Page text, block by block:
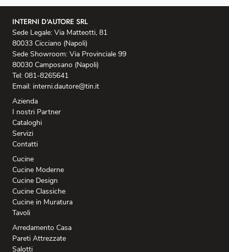
INTERNI D'AUTORE SRL
Sede Legale: Via Matteotti, 81
80033 Cicciano (Napoli)
Sede Showroom: Via Provinciale 99
80030 Camposano (Napoli)
Tel: 081-8265641
Email: interni.dautore@tin.it
Azienda
I nostri Partner
Cataloghi
Servizi
Contatti
Cucine
Cucine Moderne
Cucine Design
Cucine Classiche
Cucine in Muratura
Tavoli
Arredamento Casa
Pareti Attrezzate
Salotti